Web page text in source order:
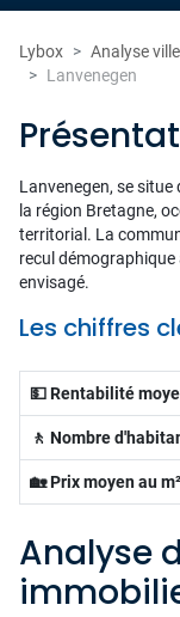
Lybox Analyse
Lanvenegen
Lanvenegen, se
la région Bretagne,
territorial. La
recul
envisagé.
Les chiffres
💵 Rentabilité
🚶 Nombre
🏡 Prix moyen au m²
Analyse